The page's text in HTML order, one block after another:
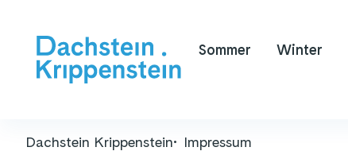
Sommer Winter
Dachstein Krippenstein Impressum